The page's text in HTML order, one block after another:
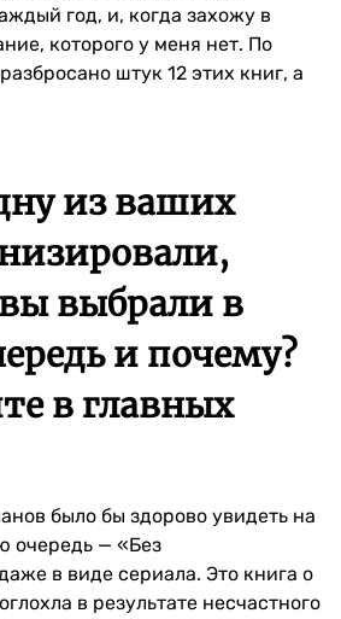
год, и, когда захожу в
которого у меня нет. По
штук 12 этих книг, а
из ваших
выбрали в
и почему?
в главных
было бы здорово увидеть на
очередь — «Без
в виде сериала. Это книга о
в результате несчастного